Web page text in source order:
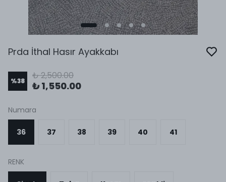
Prda İthal Hasır Ayakkabı
%38 ₺ 2,500.00
₺ 1,550.00
Numara
36 37 38 39 40 41
RENK